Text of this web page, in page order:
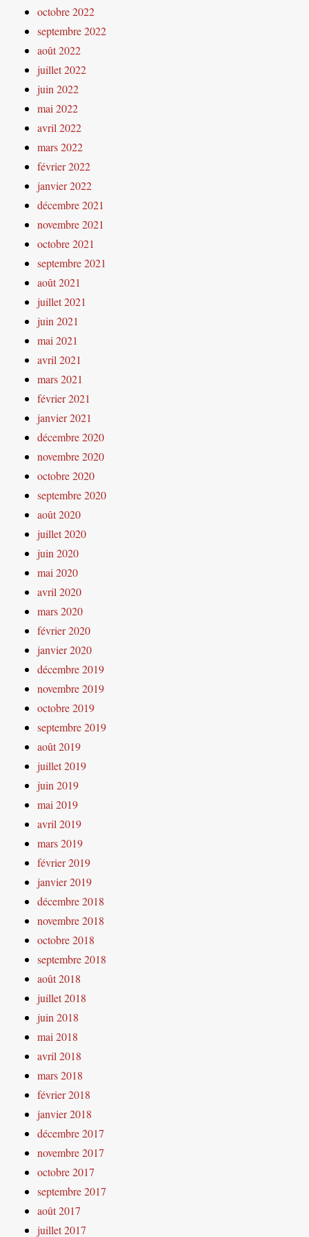
octobre 2022
septembre 2022
août 2022
juillet 2022
juin 2022
mai 2022
avril 2022
mars 2022
février 2022
janvier 2022
décembre 2021
novembre 2021
octobre 2021
septembre 2021
août 2021
juillet 2021
juin 2021
mai 2021
avril 2021
mars 2021
février 2021
janvier 2021
décembre 2020
novembre 2020
octobre 2020
septembre 2020
août 2020
juillet 2020
juin 2020
mai 2020
avril 2020
mars 2020
février 2020
janvier 2020
décembre 2019
novembre 2019
octobre 2019
septembre 2019
août 2019
juillet 2019
juin 2019
mai 2019
avril 2019
mars 2019
février 2019
janvier 2019
décembre 2018
novembre 2018
octobre 2018
septembre 2018
août 2018
juillet 2018
juin 2018
mai 2018
avril 2018
mars 2018
février 2018
janvier 2018
décembre 2017
novembre 2017
octobre 2017
septembre 2017
août 2017
juillet 2017